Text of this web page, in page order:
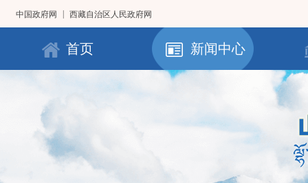
中国政府网 西藏自治区人民政府网
首页 新闻中心